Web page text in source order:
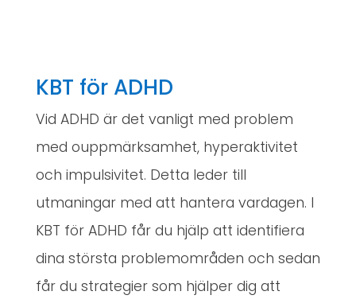
KBT för ADHD
Vid ADHD är det vanligt med problem
med ouppmärksamhet, hyperaktivitet
och impulsivitet. Detta leder till
utmaningar med att hantera vardagen. I
KBT för ADHD får du hjälp att identifiera
dina största problemområden och sedan
får du strategier som hjälper dig att